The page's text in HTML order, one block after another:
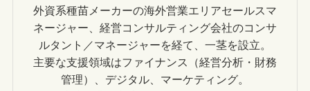
外資系種苗メーカーの海外営業エリアセールスマ
ネージャー、経営コンサルティング会社のコンサ
ルタント／マネージャーを経て、一茎を設立。
主要な支援領域はファイナンス（経営分析・財務
管理）、デジタル、マーケティング。